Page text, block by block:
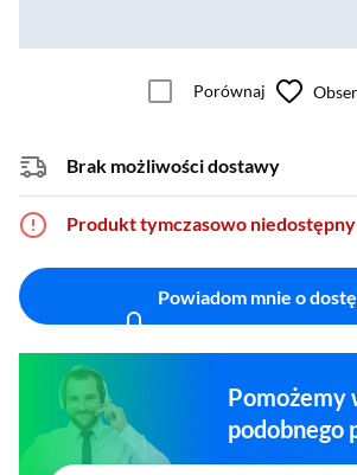
Porównaj
Brak możliwości dostawy
Produkt tymczasowo niedostępny
Powiadom mnie o
Pomożemy
podobnego